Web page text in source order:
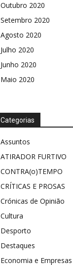
Outubro 2020
Setembro 2020
Agosto 2020
Julho 2020
Junho 2020
Maio 2020
Categorias
Assuntos
ATIRADOR FURTIVO
CONTRA(o)TEMPO
CRÍTICAS E PROSAS
Crónicas de Opinião
Cultura
Desporto
Destaques
Economia e Empresas